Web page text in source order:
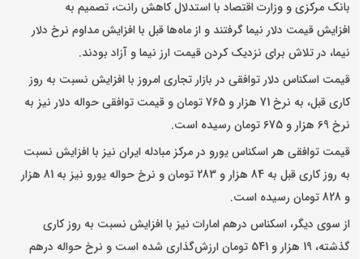
بانک مرکزی و وزارت اقتصاد با استدلال کاهش رانت، تصمیم به
افزایشقیمت دلارنیما گرفتند و از ماه‌ها قبل با افزایش مداوم نرخ دلار
نیما، در تلاش برای نزدیک کردنقیمت ارزنیما و آزاد بودند.
قیمت اسکناس دلار توافقی در بازار تجاری امروز با افزایش نسبت به روز
کاری قبل، به نرخ 71 هزار و 765 تومان و قیمت توافقی حواله دلار نیز به
نرخ 69 هزار و 675 تومان رسیده است.
قیمت توافقی هر اسکناس یورو در مرکز مبادله ایران نیز با افزایش نسبت
به روز کاری قبل به 84 هزار و 283 تومان و نرخ حواله یورو نیز به 81 هزار
و 828 تومان رسیده است.
از سوی دیگر، اسکناس درهم اماراتنیز با افزایش نسبت به روز کاری
گذشته، 19 هزار و 541 تومان ارزش‌گذاری شده است و نرخ حواله درهم